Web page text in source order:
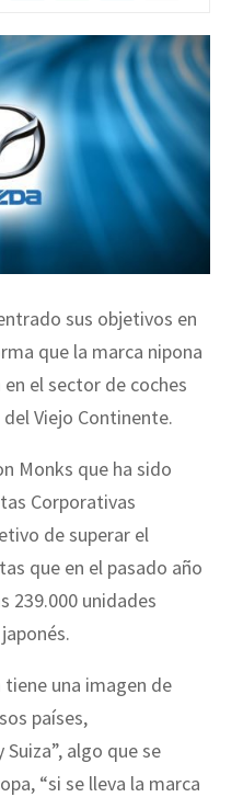
sus objetivos en
que la marca nipona
el sector de coches
Viejo Continente.
Monks que ha sido
Corporativas
de superar el
que en el pasado año
239.000 unidades
tiene una imagen de
países,
algo que se
“si se lleva la marca